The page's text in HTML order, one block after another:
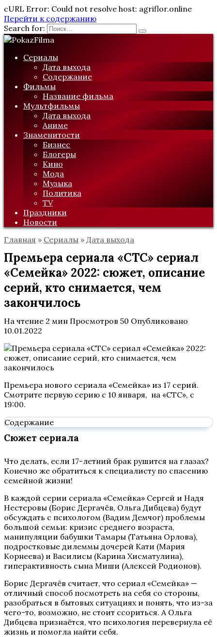
cURL Error: Could not resolve host: agriflor.online
Перейти к содержанию
Search for:
Сериалы
Дата выхода
Содержание
Фильмы
Название фильма
Мультфильмы
Дата выхода
Аниме
Знаменитости
Бизнес
Блогеры
Кино
Мода
Музыка
Политика
TV
Праздники
Новости
Главная » Сериалы » Дата выхода
Премьера сериала «СТС» сериал
«Семейка» 2022: сюжет, описание
серий, кто снимается, чем
закончилось
На чтение 2 мин Просмотров 50 Опубликовано
10.01.2022
Премьера нового сериала «Семейка» из 17 серий.
Смотрите первую серию с 10 января, на «СТС», с
19:00.
Содержание
Сюжет сериала
Что делать, если 17-летний брак рушится на глазах?
Конечно же обратиться к специалисту по спасению
семейной жизни!
В каждой серии сериала «Семейка» Сергей и Надя
Нестеровы (Борис Дергачёв, Ольга Дибцева) будут
обсуждать с психологом (Вадим Демчог) проблемы
большой семьи: кризис среднего возраста,
манипуляции бабушки Тамары (Татьяна Орлова),
подростковые дилеммы дочерей Кати (Мария
Корнеева) и Василисы (Карина Хисматулина),
гиперактивность сына Миши (Алексей Родионов).
Борис Дергачёв считает, что сериал «Семейка» —
отличный способ посмотреть на себя со стороны,
разобраться в бытовых ситуациях и понять, что из-за
чего-то, возможно, не стоит ссориться. А Ольга
Дибцева признаётся, что психология перевернула её
жизнь и помогла найти себя.